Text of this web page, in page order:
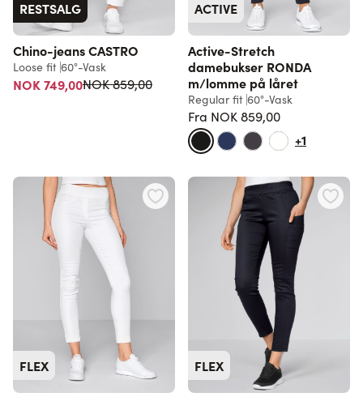
RESTSALG
Chino-jeans CASTRO
Loose fit 60°-Vask
NOK 749,00Vanlig pris
NOK 859,00
ACTIVE
Active-Stretch
damebukser RONDA
m/lomme på låret
Regular fit 60°-Vask
Fra NOK 859,00Vanlig pris
+1
FLEX FLEX